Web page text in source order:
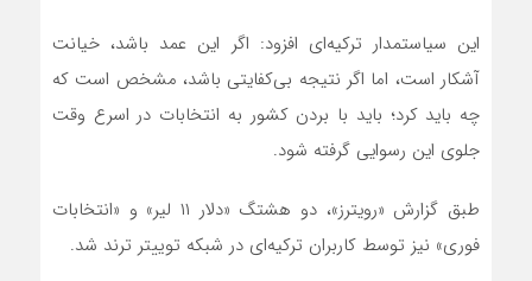
این سیاستمدار ترکیه‌ای افزود: اگر این عمد باشد، خیانت
آشکار است، اما اگر نتیجه بی‌کفایتی باشد، مشخص است که
چه باید کرد؛ باید با بردن کشور به انتخابات در اسرع وقت
جلوی این رسوایی گرفته شود.
طبق گزارش «رویترز»، دو هشتگ «دلار ۱۱ لیر» و «انتخابات
فوری» نیز توسط کاربران ترکیه‌ای در شبکه‌ توییتر ترند شد.